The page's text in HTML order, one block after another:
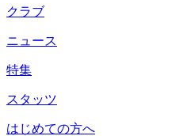
クラブ
ニュース
特集
スタッツ
はじめての方へ